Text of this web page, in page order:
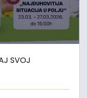
SVOJ